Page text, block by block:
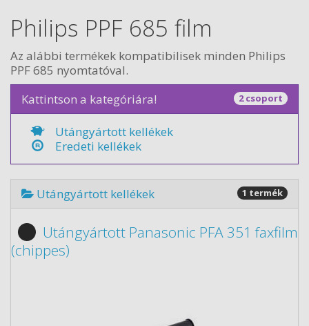
Philips PPF 685 film
Az alábbi termékek kompatibilisek minden Philips
PPF 685 nyomtatóval.
Kattintson a kategóriára!
2 csoport
Utángyártott kellékek
Eredeti kellékek
Utángyártott kellékek 1 termék
Utángyártott Panasonic PFA 351 faxfilm
(chippes)